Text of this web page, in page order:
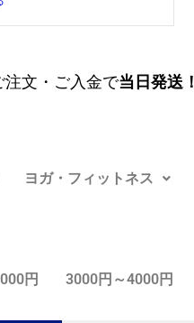
文・ご入金で当日発送！
ヨガ・フィットネス
円 3000円～4000円